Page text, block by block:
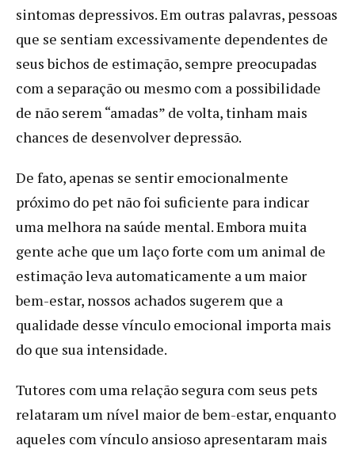
sintomas depressivos. Em outras palavras, pessoas
que se sentiam excessivamente dependentes de
seus bichos de estimação, sempre preocupadas
com a separação ou mesmo com a possibilidade
de não serem “amadas” de volta, tinham mais
chances de desenvolver depressão.
De fato, apenas se sentir emocionalmente
próximo do pet não foi suficiente para indicar
uma melhora na saúde mental. Embora muita
gente ache que um laço forte com um animal de
estimação leva automaticamente a um maior
bem-estar, nossos achados sugerem que a
qualidade desse vínculo emocional importa mais
do que sua intensidade.
Tutores com uma relação segura com seus pets
relataram um nível maior de bem-estar, enquanto
aqueles com vínculo ansioso apresentaram mais